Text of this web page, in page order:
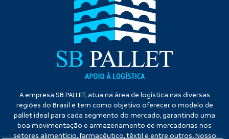
A empresa SB PALLET, atua na área de logística nas diversas
regiões do Brasil e tem como objetivo oferecer o modelo de
pallet ideal para cada segmento do mercado, garantindo uma
boa movimentação e armazenamento de mercadorias nos
setores alimentício, farmacêutico, têxtil e entre outros. Nosso